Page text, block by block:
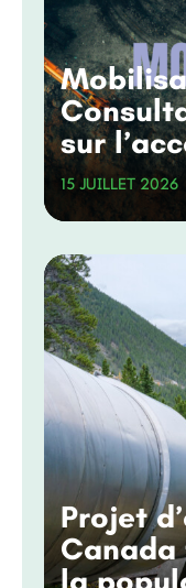
sur
grands
15 JUILLET 2026
Projet
Canada
la